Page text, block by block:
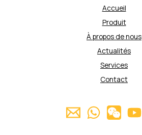
Accueil
Produit
À propos de nous
Actualités
Services
Contact